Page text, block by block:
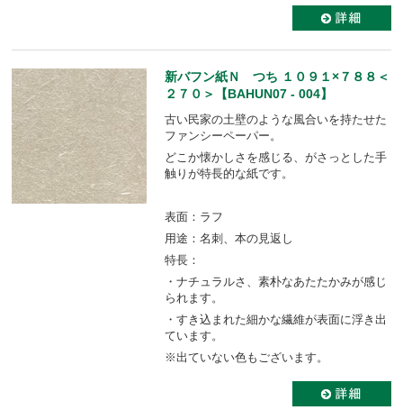
新バフン紙Ｎ つち １０９１×７８８＜
２７０＞【BAHUN07 - 004】
古い民家の土壁のような風合いを持たせた
ファンシーペーパー。
どこか懐かしさを感じる、がさっとした手
触りが特長的な紙です。
表面：ラフ
用途：名刺、本の見返し
特長：
・ナチュラルさ、素朴なあたたかみが感じ
られます。
・すき込まれた細かな繊維が表面に浮き出
ています。
※出ていない色もございます。